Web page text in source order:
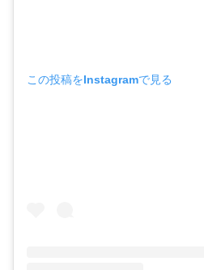
この投稿をInstagramで見る